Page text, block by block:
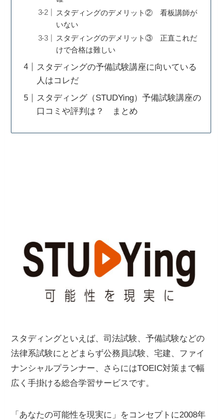
スタディングのデメリット② 看板講師が
いない
スタディングのデメリット③ 正直これだ
けで合格は難しい
スタディングの予備試験講座に向いている
人はコレだ
スタディング（STUDYing）予備試験講座の
口コミや評判は？ まとめ
スタディングといえば、司法試験、予備試験などの
法律系試験にとどまらず公務員試験、宅建、ファイ
ナンシャルプランナー、さらにはTOEIC対策まで幅
広く手掛ける総合学習サービスです。
「あなたの可能性を現実に」をコンセプトに2008年